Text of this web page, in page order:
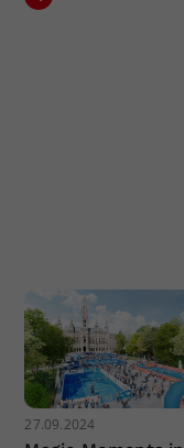
27.09.2024